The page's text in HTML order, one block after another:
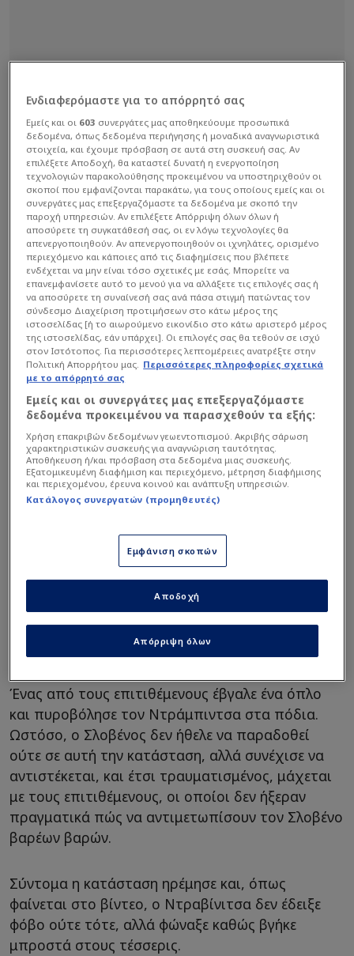
Όπως είχαμε ανακοινώσει προηγουμένως, το
περιστατικό συνέβη την Παρασκευή 5 Ιουνίου το
βράδυ, όταν τέσσερις άγνωστοι μέχρι στιγμής
δράστες περίμεναν τον Ντράμπινατς σε ένα καφέ,
και η κατάσταση σύντομα κλιμακώθηκε και
μετατράπηκε σε μαζική συμπλοκή τεσσάρων
εναντίον ενός.
Κατά τη διάρκεια της γενικής αναταραχής και
αντιπαράθεσης, ο Ντράμπιντσα κατάφερε να
«καταπιέσει» βάναυσα έναν από τους
επιτιθέμενους, και στη συνέχεια ακολούθησε το
σοκ.
Ένας από τους επιτιθέμενους έβγαλε ένα όπλο
και πυροβόλησε τον Ντράμπιντσα στα πόδια.
Ωστόσο, ο Σλοβένος δεν ήθελε να παραδοθεί
ούτε σε αυτή την κατάσταση, αλλά συνέχισε να
αντιστέκεται, και έτσι τραυματισμένος, μάχεται
με τους επιτιθέμενους, οι οποίοι δεν ήξεραν
πραγματικά πώς να αντιμετωπίσουν τον Σλοβένο
βαρέων βαρών.
Σύντομα η κατάσταση ηρέμησε και, όπως
φαίνεται στο βίντεο, ο Ντραβίνιτσα δεν έδειξε
φόβο ούτε τότε, αλλά φώναξε καθώς βγήκε
μπροστά στους τέσσερις.
Ενδιαφερόμαστε για το απόρρητό σας
Εμείς και οι 603 συνεργάτες μας αποθηκεύουμε προσωπικά
δεδομένα, όπως δεδομένα περιήγησης ή μοναδικά αναγνωριστικά
στοιχεία, και έχουμε πρόσβαση σε αυτά στη συσκευή σας. Αν
επιλέξετε Αποδοχή, θα καταστεί δυνατή η ενεργοποίηση
τεχνολογιών παρακολούθησης προκειμένου να υποστηριχθούν οι
σκοποί που εμφανίζονται παρακάτω, για τους οποίους εμείς και οι
συνεργάτες μας επεξεργαζόμαστε τα δεδομένα με σκοπό την
παροχή υπηρεσιών. Αν επιλέξετε Απόρριψη όλων όλων ή
αποσύρετε τη συγκατάθεσή σας, οι εν λόγω τεχνολογίες θα
απενεργοποιηθούν. Αν απενεργοποιηθούν οι ιχνηλάτες, ορισμένο
περιεχόμενο και κάποιες από τις διαφημίσεις που βλέπετε
ενδέχεται να μην είναι τόσο σχετικές με εσάς. Μπορείτε να
επανεμφανίσετε αυτό το μενού για να αλλάξετε τις επιλογές σας ή
να αποσύρετε τη συναίνεσή σας ανά πάσα στιγμή πατώντας τον
σύνδεσμο Διαχείριση προτιμήσεων στο κάτω μέρος της
ιστοσελίδας [ή το αιωρούμενο εικονίδιο στο κάτω αριστερό μέρος
της ιστοσελίδας, εάν υπάρχει]. Οι επιλογές σας θα τεθούν σε ισχύ
στον Ιστότοπος. Για περισσότερες λεπτομέρειες ανατρέξτε στην
Πολιτική Απορρήτου μας. Περισσότερες πληροφορίες σχετικά
με το απόρρητό σας
Εμείς και οι συνεργάτες μας επεξεργαζόμαστε
δεδομένα προκειμένου να παρασχεθούν τα εξής:
Χρήση επακριβών δεδομένων γεωεντοπισμού. Ακριβής σάρωση
χαρακτηριστικών συσκευής για αναγνώριση ταυτότητας.
Αποθήκευση ή/και πρόσβαση στα δεδομένα μιας συσκευής.
Εξατομικευμένη διαφήμιση και περιεχόμενο, μέτρηση διαφήμισης
και περιεχομένου, έρευνα κοινού και ανάπτυξη υπηρεσιών.
Κατάλογος συνεργατών (προμηθευτές)
Εμφάνιση σκοπών
Απόρριψη όλων
Αποδοχή